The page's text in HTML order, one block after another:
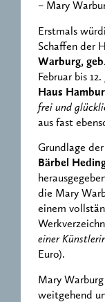
– Mary
Erstmals
Schaffen der
Warburg,
Februar bis
Haus
frei und
aus fast
Grundlage
Bärbel
die Mary
einem
einer
Euro).
Mary
weitgehend